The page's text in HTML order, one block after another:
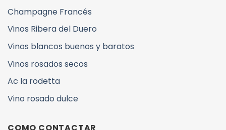
Champagne Francés
Vinos Ribera del Duero
Vinos blancos buenos y baratos
Vinos rosados secos
Ac la rodetta
Vino rosado dulce